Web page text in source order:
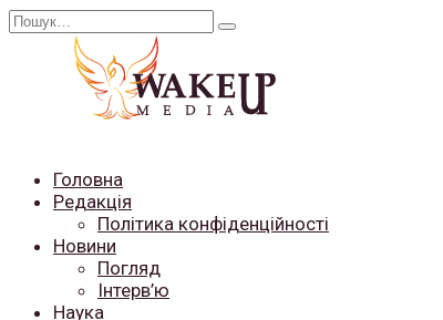
Перейти
Search
Головна
Редакція
Політика конфіденційності
Новини
Погляд
Інтерв’ю
Наука